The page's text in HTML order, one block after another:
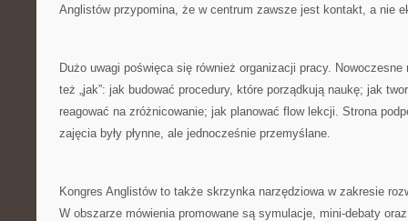
Anglistów przypomina, że w centrum zawsze jest kontakt, a nie
Dużo uwagi poświęca się również organizacji pracy. Nowoczesne
też „jak”: jak budować procedury, które porządkują naukę; jak
reagować na zróżnicowanie; jak planować flow lekcji. Strona
zajęcia były płynne, ale jednocześnie przemyślane.
Kongres Anglistów to także skrzynka narzędziowa w zakresie
W obszarze mówienia promowane są symulacje, mini-debaty